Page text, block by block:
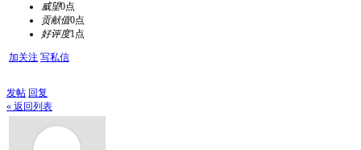
威望0点
贡献值0点
好评度1点
加关注 写私信
发帖 回复
« 返回列表